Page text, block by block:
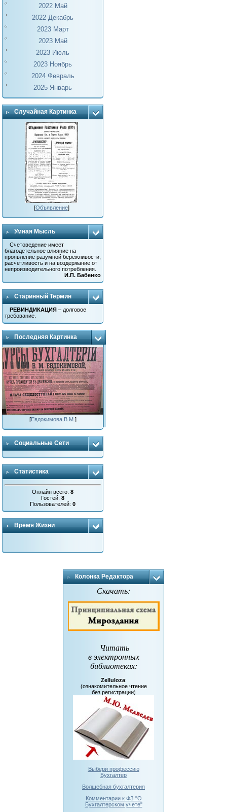
2022 Май
2022 Декабрь
2023 Март
2023 Май
2023 Июль
2023 Ноябрь
2024 Февраль
2025 Январь
Случайная Картинка
[Объявление]
Умная Мысль
Счетоведение имеет
благодетельное влияние на
проявление разумной бережливости,
расчетливость и на воздержание от
непроизводительного потребления.
И.П. Бабенко
Старинный Термин
РЕВИНДИКАЦИЯ – долговое
требование.
Последняя Картинка
[Евдокимова В.М. ]
Социальные Сети
Статистика
Онлайн всего:8
Гостей:8
Пользователей:0
Время Жизни
Колонка Редактора
Скачать:
Читать
в электронных
библиотеках:
Zelluloza:
(ознакомительное чтение
без регистрации)
Выбери профессию
Бухгалтер
Волшебная бухгалтерия
Комментарии к ФЗ "О
Бухгалтерском учете"